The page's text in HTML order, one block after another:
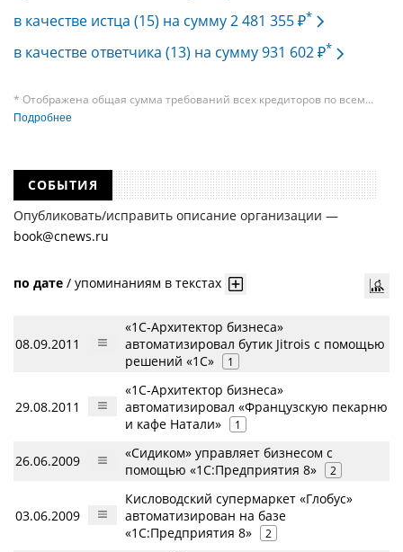
в качестве истца (15) на сумму 2 481 355 ₽*
в качестве ответчика (13) на сумму 931 602 ₽*
* Отображена общая сумма требований всех кредиторов по всем
судебным делам, в рамках которых компания подавала требования
в одном таком деле может быть несколько десятков, а размеры сумм
требований одних могут быть больше или меньше размеров
Подробнее
СОБЫТИЯ
Опубликовать/исправить описание организации —
book@cnews.ru
по дате / упоминаниям в текстах
08.09.2011
«1С-Архитектор бизнеса»
автоматизировал бутик Jitrois с помощью
решений «1С»
1
29.08.2011
«1С-Архитектор бизнеса»
автоматизировал «Французскую пекарню
и кафе Натали»
1
26.06.2009
«Сидиком» управляет бизнесом с
помощью «1С:Предприятия 8»
2
03.06.2009
Кисловодский супермаркет «Глобус»
автоматизирован на базе
«1С:Предприятия 8»
2